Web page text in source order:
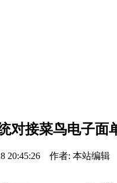
对接菜鸟电子面
20:45:26 作者: 本站编辑